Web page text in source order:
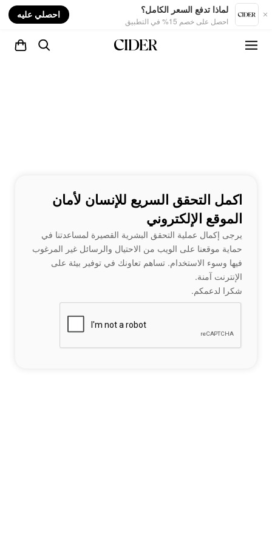
لماذا تدفع السعر الكامل؟
احصل على خصم 15% في التطبيق
احصلي عليه
اكمل التحقق السريع للإنسان لأمان
الموقع الإلكتروني
يرجى إكمال عملية التحقق البشرية القصيرة لمساعدتنا في
حماية موقعنا على الويب من الاحتيال والرسائل غير المرغوب
فيها وسوء الاستخدام. تساهم تعاونك في توفير بيئة على
الإنترنت آمنة.
شكرا لدعمكم.